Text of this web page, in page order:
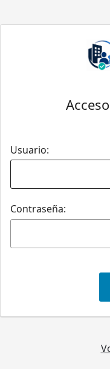
Usuario:
Contraseña: